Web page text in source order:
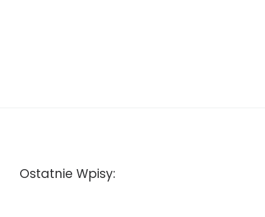
Ostatnie Wpisy: